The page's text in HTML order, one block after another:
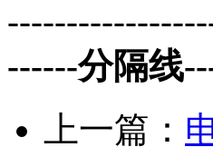
------分隔线
上一篇：